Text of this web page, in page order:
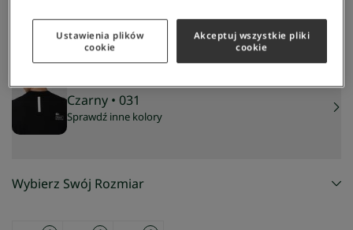
NAJNIŻSZA CENA Z 30 DNI: 279,30 zł 28%
CENA REGULARNA: 399 zł -50%
Czarny • 031
Sprawdź inne kolory
Wybierz Swój Rozmiar
Ustawienia plików
cookie
Akceptuj wszystkie pliki
cookie